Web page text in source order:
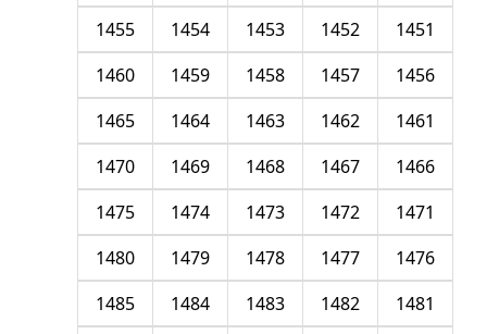
1451
1452
1453
1454
1455
1456
1457
1458
1459
1460
1461
1462
1463
1464
1465
1466
1467
1468
1469
1470
1471
1472
1473
1474
1475
1476
1477
1478
1479
1480
1481
1482
1483
1484
1485